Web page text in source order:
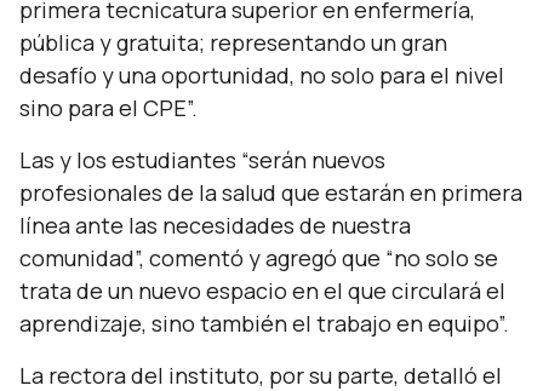
primera tecnicatura superior en enfermería,
pública y gratuita; representando un gran
desafío y una oportunidad, no solo para el nivel
sino para el CPE”.
Las y los estudiantes “serán nuevos
profesionales de la salud que estarán en primera
línea ante las necesidades de nuestra
comunidad”, comentó y agregó que “no solo se
trata de un nuevo espacio en el que circulará el
aprendizaje, sino también el trabajo en equipo”.
La rectora del instituto, por su parte, detalló el